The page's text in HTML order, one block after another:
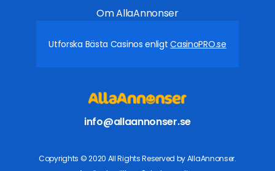
Om AllaAnnonser
Utforska Bästa Casinos enligtCasinoPRO.se
info@allaannonser.se
Copyrights © 2020 All Rights Reserved by AllaAnnonser.